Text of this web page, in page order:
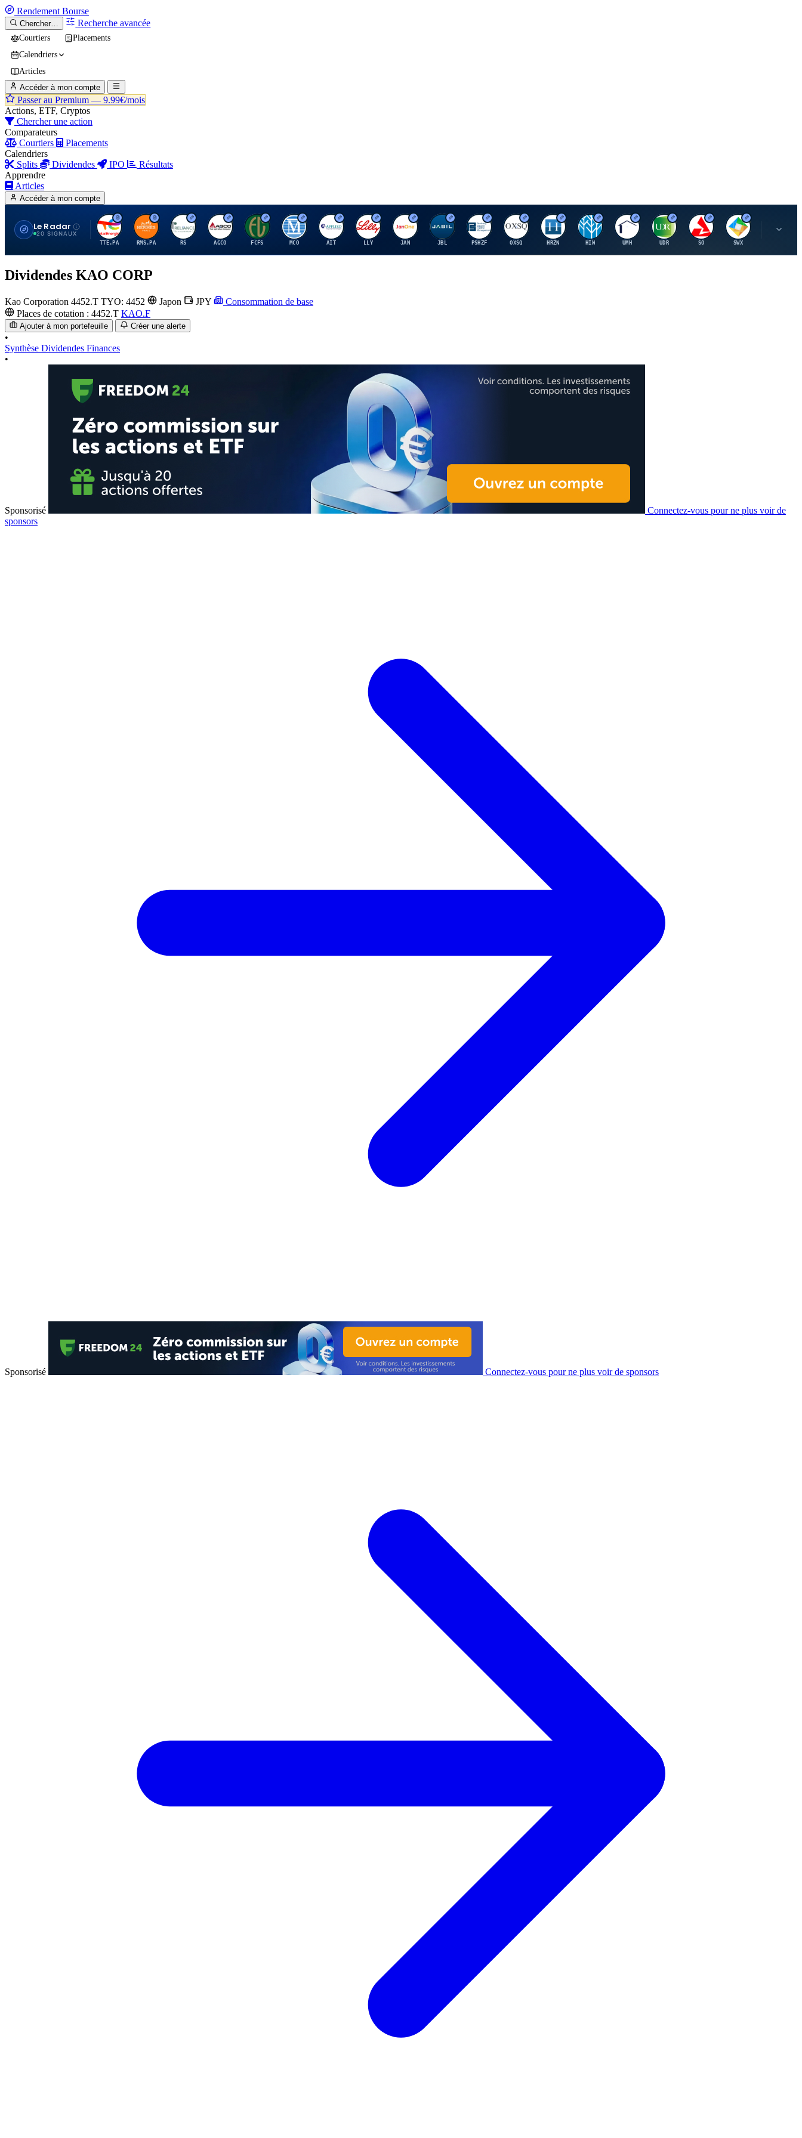
Rendement Bourse
Chercher… Recherche avancée
Courtiers
Placements
Calendriers
Articles
Accéder à mon compte
Passer au Premium — 9.99€/mois
Actions, ETF, Cryptos
Chercher une action
Comparateurs
Courtiers
Placements
Calendriers
Splits
Dividendes IPO
Résultats
Apprendre
Articles
Accéder à mon compte
Le Radar
20 SIGNAUX
T
TTE.PA
H
RMS.PA
R
RS
A
AGCO
F
FCFS
M
MCO
A
AIT
E
LLY
J
JAN
J
JBL
P
PSHZF
O
OXSQ
H
HRZN
H
HIW
U
UMH
U
UDR
S
SO
S
SWX
S
Dividendes KAO CORP
Kao Corporation 4452.T TYO: 4452 Japon JPY
Consommation de base
Places de cotation : 4452.T KAO.F
Ajouter à mon portefeuille Créer une alerte
•
Synthèse Dividendes Finances
•
Sponsorisé
Connectez-vous pour ne plus voir de
sponsors
Sponsorisé Connectez-vous pour ne plus voir de sponsors